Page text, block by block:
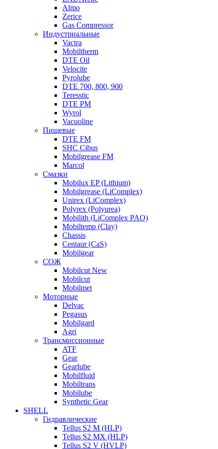
Almo
Zerice
Gas Compressor
Индустриальные
Vactra
Mobiltherm
DTE Oil
Velocite
Pyrolube
DTE 700, 800, 900
Teresstic
DTE PM
Wyrol
Vacuoline
Пищевые
DTE FM
SHC Cibus
Mobilgrease FM
Marcol
Смазки
Mobilux EP (Lithium)
Mobilgrease (LiComplex)
Unirex (LiComplex)
Polyrex (Polyurea)
Mobilith (LiComplex PAO)
Mobiltemp (Clay)
Chassis
Centaur (CaS)
Mobilgear
СОЖ
Mobilcut New
Mobilcut
Mobilmet
Моторные
Delvac
Pegasus
Mobilgard
Agri
Трансмиссионные
ATF
Gear
Gearlube
Mobilfluid
Mobiltrans
Mobilube
Synthetic Gear
SHELL
Гидравлические
Tellus S2 M (HLP)
Tellus S2 MХ (HLP)
Tellus S2 V (HVLP)